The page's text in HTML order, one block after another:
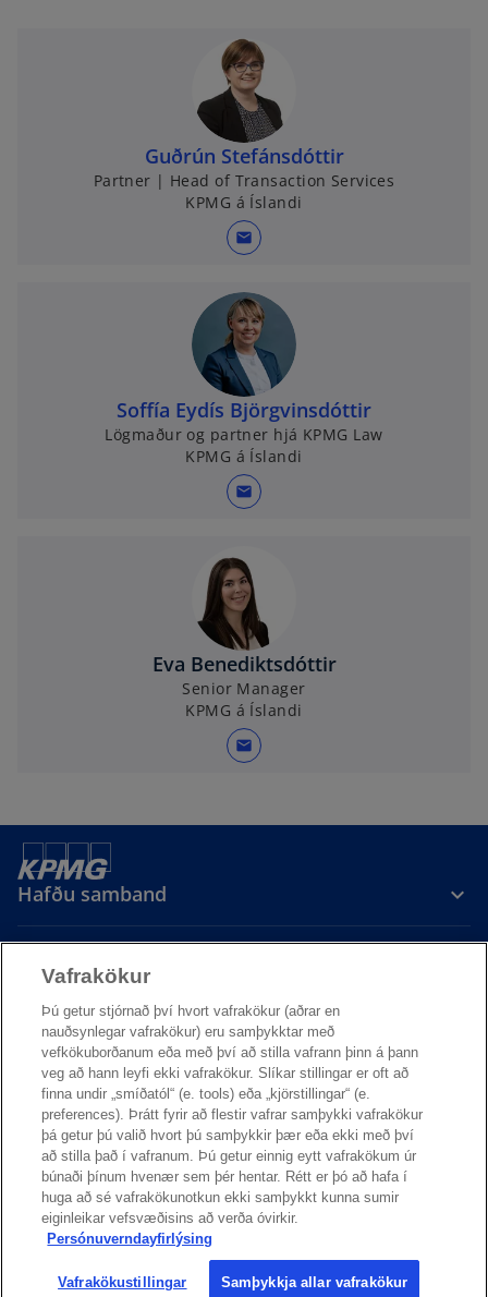
Guðrún Stefánsdóttir
Partner | Head of Transaction Services
KPMG á Íslandi
mail
Soffía Eydís Björgvinsdóttir
Lögmaður og partner hjá KPMG Law
KPMG á Íslandi
mail
Eva Benediktsdóttir
Senior Manager
KPMG á Íslandi
mail
Hafðu samband
KPMG á Íslandi
o
p
e
n
s
i
a
n
o
p
e
n
s
i
a
n
o
p
e
n
s
a
n
PersónuverndSkilmálar LegalAðgengi
KPMG ehf. | Kt. 590975-0449 | kpmg@kpmg.is | 545 6000
© 2026 KPMG LLP, KPMG ehf. á Íslandi er aðili að alþjóðlegu neti
KPMG, samtökum sjálfstæðra fyrirtækja sem aðild eiga að KPMG
International Limited, ensku félagi með takmarkaða ábyrgð. Allur
Nánari upplýsingar um skipulag alþjóðlegs nets KPMG má finna
Vafrakökur
Þú getur stjórnað því hvort vafrakökur (aðrar en
nauðsynlegar vafrakökur) eru samþykktar með
vefkökuborðanum eða með því að stilla vafrann þinn á þann
veg að hann leyfi ekki vafrakökur. Slíkar stillingar er oft að
finna undir „smíðatól“ (e. tools) eða „kjörstillingar“ (e.
preferences). Þrátt fyrir að flestir vafrar samþykki vafrakökur
þá getur þú valið hvort þú samþykkir þær eða ekki með því
að stilla það í vafranum. Þú getur einnig eytt vafrakökum úr
búnaði þínum hvenær sem þér hentar. Rétt er þó að hafa í
huga að sé vafrakökunotkun ekki samþykkt kunna sumir
eiginleikar vefsvæðisins að verða óvirkir.
Persónuverndayfirlýsing
Vafrakökustillingar Samþykkja allar vafrakökur